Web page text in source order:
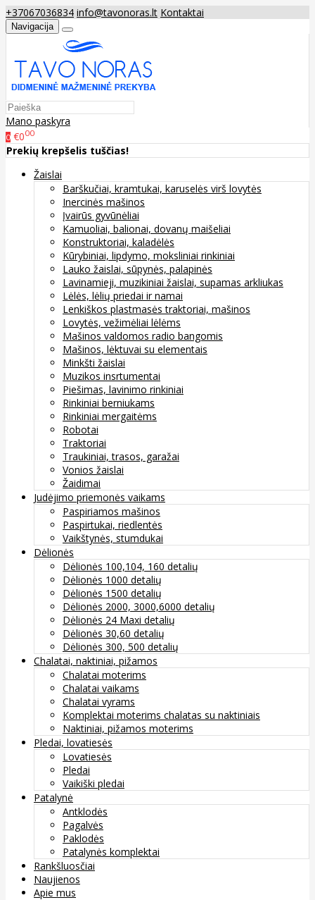
+37067036834 info@tavonoras.lt Kontaktai
Navigacija
Mano paskyra
0 €000
Prekių krepšelis tuščias!
Žaislai
Barškučiai, kramtukai, karuselės virš lovytės
Inercinės mašinos
Įvairūs gyvūnėliai
Kamuoliai, balionai, dovanų maišeliai
Konstruktoriai, kaladėlės
Kūrybiniai, lipdymo, moksliniai rinkiniai
Lauko žaislai, sūpynės, palapinės
Lavinamieji, muzikiniai žaislai, supamas arkliukas
Lėlės, lėlių priedai ir namai
Lenkiškos plastmasės traktoriai, mašinos
Lovytės, vežimėliai lėlėms
Mašinos valdomos radio bangomis
Mašinos, lėktuvai su elementais
Minkšti žaislai
Muzikos insrtumentai
Piešimas, lavinimo rinkiniai
Rinkiniai berniukams
Rinkiniai mergaitėms
Robotai
Traktoriai
Traukiniai, trasos, garažai
Vonios žaislai
Žaidimai
Judėjimo priemonės vaikams
Paspiriamos mašinos
Paspirtukai, riedlentės
Vaikštynės, stumdukai
Dėlionės
Dėlionės 100,104, 160 detalių
Dėlionės 1000 detalių
Dėlionės 1500 detalių
Dėlionės 2000, 3000,6000 detalių
Dėlionės 24 Maxi detalių
Dėlionės 30,60 detalių
Dėlionės 300, 500 detalių
Chalatai, naktiniai, pižamos
Chalatai moterims
Chalatai vaikams
Chalatai vyrams
Komplektai moterims chalatas su naktiniais
Naktiniai, pižamos moterims
Pledai, lovatiesės
Lovatiesės
Pledai
Vaikiški pledai
Patalynė
Antklodės
Pagalvės
Paklodės
Patalynės komplektai
Rankšluosčiai
Naujienos
Apie mus